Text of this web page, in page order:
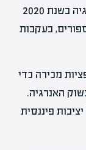
שהשקיע באופציות קריאה על מניות טכנולוגיה בשנת 2020
בעקבות
מכירה כדי
האנרגיה.
פיננסית